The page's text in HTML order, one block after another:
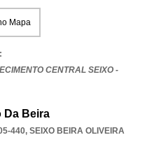
Mapa
CENTRAL SEIXO -
Da Beira
440, SEIXO BEIRA OLIVEIRA